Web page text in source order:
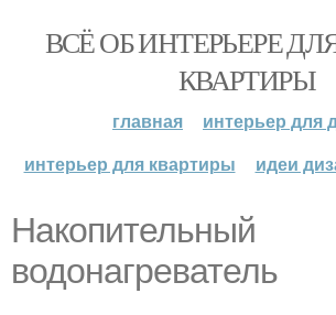
ВСЁ ОБ ИНТЕРЬЕРЕ
КВАРТИРЫ
главная
интерьер для
интерьер для квартиры
идеи
Накопительный
водонагреватель